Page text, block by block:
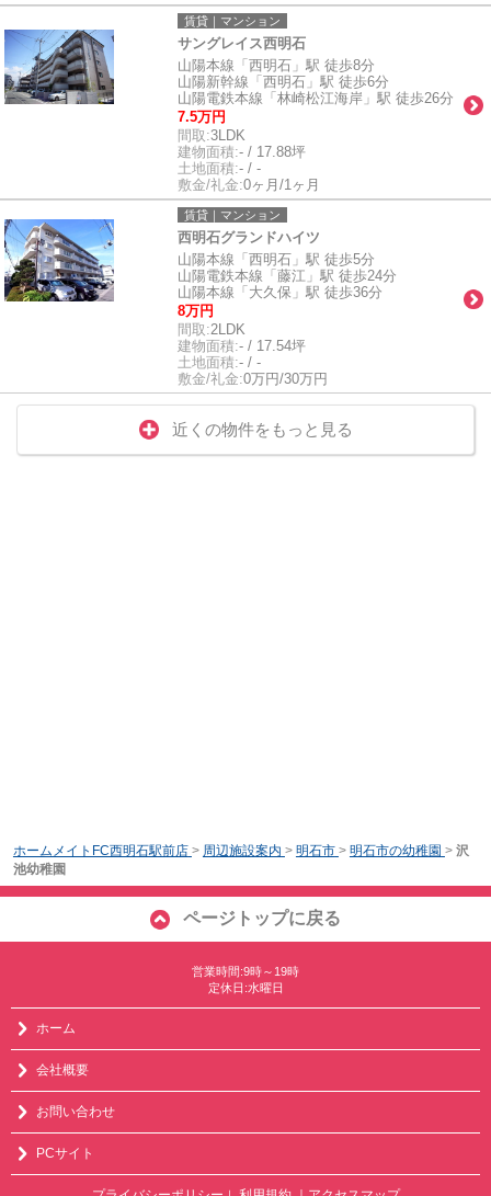
賃貸｜マンション
サングレイス西明石
山陽本線「西明石」駅 徒歩8分
山陽新幹線「西明石」駅 徒歩6分
山陽電鉄本線「林崎松江海岸」駅 徒歩26分
7.5万円
間取:3LDK
建物面積:- / 17.88坪
土地面積:- / -
敷金/礼金:0ヶ月/1ヶ月
賃貸｜マンション
西明石グランドハイツ
山陽本線「西明石」駅 徒歩5分
山陽電鉄本線「藤江」駅 徒歩24分
山陽本線「大久保」駅 徒歩36分
8万円
間取:2LDK
建物面積:- / 17.54坪
土地面積:- / -
敷金/礼金:0万円/30万円
近くの物件をもっと見る
ホームメイトFC西明石駅前店 > 周辺施設案内 > 明石市 > 明石市の幼稚園 > 沢
池幼稚園
ページトップに戻る
営業時間:9時～19時
定休日:水曜日
ホーム
会社概要
お問い合わせ
PCサイト